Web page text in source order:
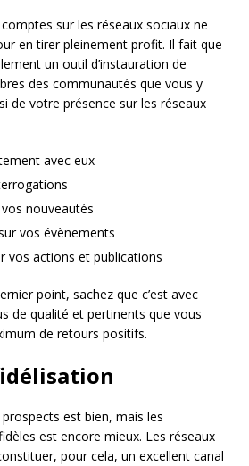
sur les réseaux sociaux ne
en tirer pleinement profit. Il fait que
un outil d’instauration de
des communautés que vous y
de votre présence sur les réseaux
avec eux
nouveautés
vos évènements
vos actions et publications
point, sachez que c’est avec
de qualité et pertinents que vous
de retours positifs.
est bien, mais les
est encore mieux. Les réseaux
pour cela, un excellent canal